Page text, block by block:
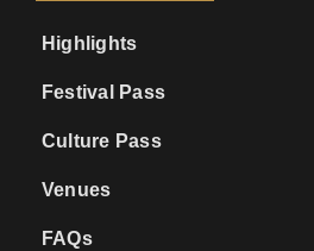
Highlights
Festival Pass
Culture Pass
Venues
FAQs